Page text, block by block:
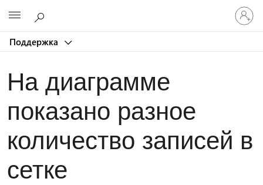
Поддержка
На диаграмме
показано разное
количество записей в
сетке